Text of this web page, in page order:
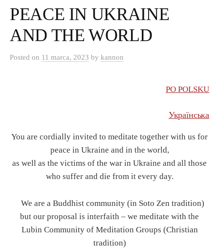
PEACE IN UKRAINE
AND THE WORLD
Posted on 11 marca, 2023 by kannon
PO POLSKU
Українська
You are cordially invited to meditate together with us for
peace in Ukraine and in the world,
as well as the victims of the war in Ukraine and all those
who suffer and die from it every day.
We are a Buddhist community (in Soto Zen tradition)
but our proposal is interfaith – we meditate with the
Lubin Community of Meditation Groups (Christian
tradition)